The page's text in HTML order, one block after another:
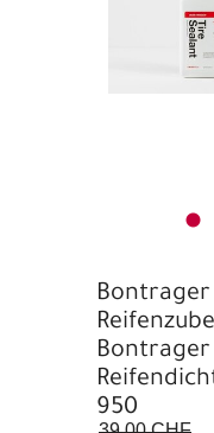
Bontrager
Bontrager
950